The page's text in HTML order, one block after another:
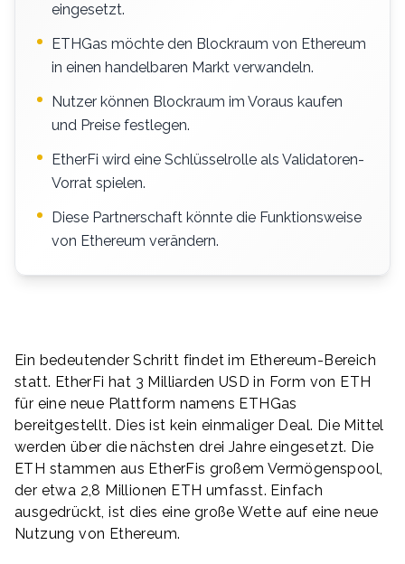
eingesetzt.
ETHGas möchte den Blockraum von Ethereum
in einen handelbaren Markt verwandeln.
Nutzer können Blockraum im Voraus kaufen
und Preise festlegen.
EtherFi wird eine Schlüsselrolle als Validatoren-
Vorrat spielen.
Diese Partnerschaft könnte die Funktionsweise
von Ethereum verändern.
Ein bedeutender Schritt findet im Ethereum-Bereich
statt. EtherFi hat 3 Milliarden USD in Form von ETH
für eine neue Plattform namens ETHGas
bereitgestellt. Dies ist kein einmaliger Deal. Die Mittel
werden über die nächsten drei Jahre eingesetzt. Die
ETH stammen aus EtherFis großem Vermögenspool,
der etwa 2,8 Millionen ETH umfasst. Einfach
ausgedrückt, ist dies eine große Wette auf eine neue
Nutzung von Ethereum.